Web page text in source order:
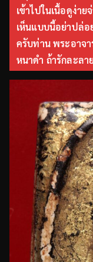
เข้าไปในเนื้อดูง่า
เห็นแบบนี้อย่าปล่
ครับท่าน พระอาจ
หนาดำ ถ้ารักละลา